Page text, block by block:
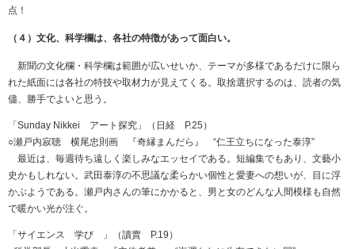
点！
（４）文化、科学欄は、各社の特徴があって面白い。
新聞の文化欄・科学欄は範囲が広いせいか、テーマが多様であるだけに限ら
れた紙面には各社の特技や取材力が見えてくる。取捨選択するのは、読者の気
儘、勝手でよいと思う。
「Sunday Nikkei アート探究」（日経 P.25）
○瀬戸内寂聴 横尾忠則画 『奇縁まんだら』 “仁王立ちになった泰淳”
最近は、毎週待ち遠しく楽しみなエッセイである。短編集でもあり、文藝小
史かもしれない。武田泰淳の不思議な柔らかい個性と愛妻への想いが、目に浮
かぶようである。瀬戸内さんの筆にかかると、男と女のどんな人間模様も自然
で暖かい光が注ぐ。
「サイエンス 学び 」（讀賣 P.19）